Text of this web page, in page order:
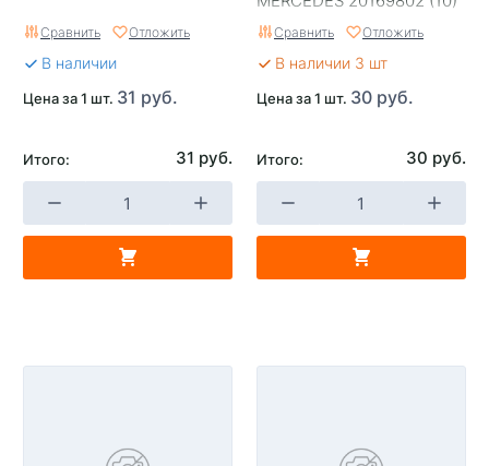
Сравнить Отложить
В наличии
Цена за 1 шт. 31 руб.
Итого: 31 руб.
Сравнить Отложить
В наличии 3 шт
Цена за 1 шт. 30 руб.
Итого: 30 руб.